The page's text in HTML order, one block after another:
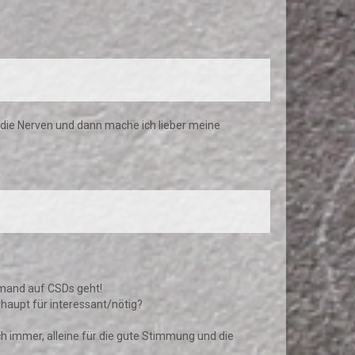
Nerven und dann mache ich lieber meine
auf CSDs geht!
für interessant/nötig?
immer, alleine für die gute Stimmung und die